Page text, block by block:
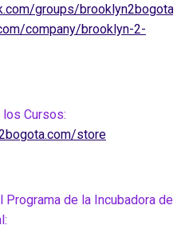
groups/
company/brooklyn-2-
Cursos:
store
de la Incubadora de